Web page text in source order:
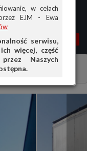
w celach
EJM - Ewa
serwisu,
więcej, część
Naszych
MOJA AG